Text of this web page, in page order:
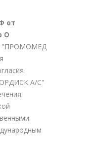
от
О
"ПРОМОМЕД
А/С"